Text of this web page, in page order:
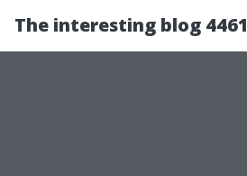
The interesting blog 4461